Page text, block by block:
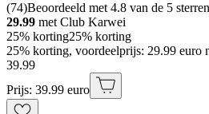
(74)Beoordeeld met 4.8 van de 5
29.99 met Club Karwei
25% korting25% korting
25% korting, voordeelprijs: 29.99 euro
39.99
Prijs: 39.99 euro